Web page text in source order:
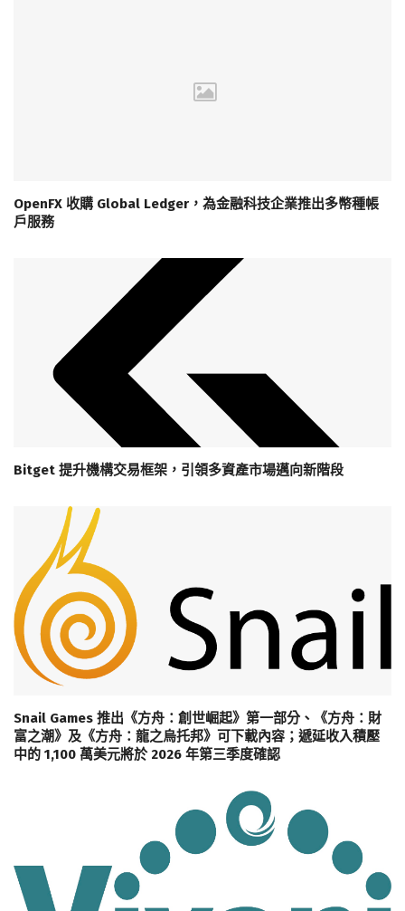
OpenFX 收購 Global Ledger，為金融科技企業推出多幣種帳
戶服務
Bitget 提升機構交易框架，引領多資產市場邁向新階段
Snail Games 推出《方舟：創世崛起》第一部分、《方舟：財
富之潮》及《方舟：龍之烏托邦》可下載內容；遞延收入積壓
中的 1,100 萬美元將於 2026 年第三季度確認